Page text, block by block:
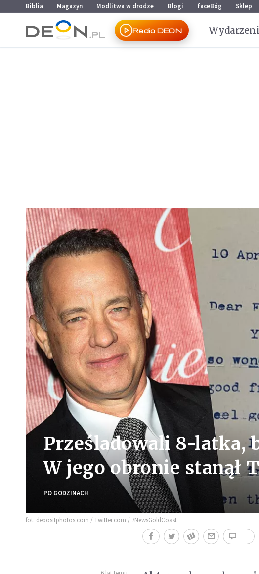
Przejdź do menu głównego
Przejdź do treści
Biblia Magazyn Modlitwa w drodze Blogi faceBóg Sklep
Radio DEON
Prześladowali 8-latka,
W jego obronie stanął
PO GODZINACH
fot. depositphotos.com / Twitter.com / 7NewsGoldCoast